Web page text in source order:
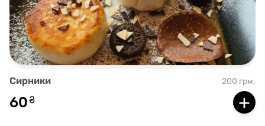
Сирники 200 грм.
60₴ +